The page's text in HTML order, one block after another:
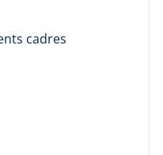
cadres